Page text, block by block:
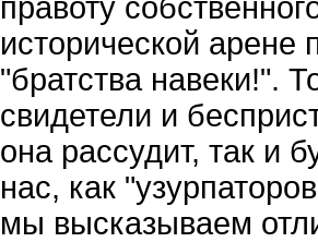
правоту
исторической арене
"братства навеки!".
свидетели и
она рассудит, так и
нас, как
мы высказываем